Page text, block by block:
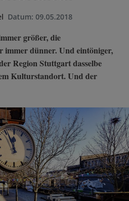
Datum: 09.05.2018
größer, die
immer dünner. Und eintöniger,
Region Stuttgart dasselbe
Kulturstandort. Und der